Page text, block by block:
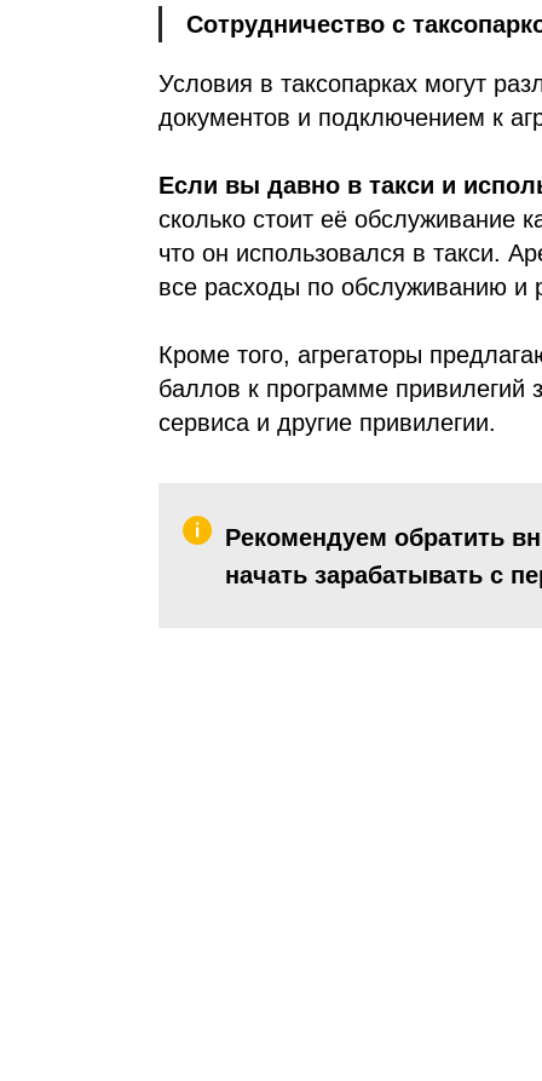
Сотрудничество с
Условия в таксопарках могут
документов и подключением к
Если вы давно в такси и
сколько стоит её обслуживание
что он использовался в такси.
все расходы по обслуживанию и
Кроме того, агрегаторы
баллов к программе привилегий
сервиса и другие привилегии.
Рекомендуем обратить
начать зарабатывать с